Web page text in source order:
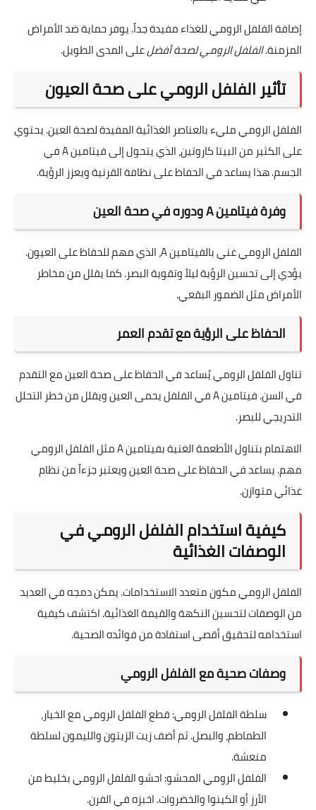
إضافة الفلفل الرومي للغذاء مفيدة جداً. يوفر حماية ضد الأمراض
المزمنة.الفلفل الرومي لصحة أفضلعلى المدى الطويل.
تأثير الفلفل الرومي على صحة العيون
الفلفل الرومي مليء بالعناصر الغذائية المفيدة لصحة العين. يحتوي
على الكثير من البيتا كاروتين، الذي يتحول إلى فيتامين A في
الجسم. هذا يساعد في الحفاظ على نظافة القرنية ويعزز الرؤية.
وفرة فيتامين A ودوره في صحة العين
الفلفل الرومي غني بالفيتامين A، الذي مهم للحفاظ على العيون.
يؤدي إلى تحسين الرؤية ليلاً وتقوية البصر. كما يقلل من مخاطر
الأمراض مثل الضمور البقعي.
الحفاظ على الرؤية مع تقدم العمر
تناول الفلفل الرومي يُساعد في الحفاظ على صحة العين مع التقدم
في السن. فيتامين A في الفلفل يحمى العين ويقلل من خطر التحلل
التدريجي للبصر.
الاهتمام بتناول الأطعمة الغنية بفيتامين A مثل الفلفل الرومي
مهم. يساعد في الحفاظ على صحة العين ويعتبر جزءاً من نظام
غذائي متوازن.
كيفية استخدام الفلفل الرومي في
الوصفات الغذائية
الفلفل الرومي مكون متعدد الاستخدامات. يمكن دمجه في العديد
من الوصفات لتحسين النكهة والقيمة الغذائية. اكتشف كيفية
استخدامه لتحقيق أقصى استفادة من فوائده الصحية.
وصفات صحية مع الفلفل الرومي
سلطة الفلفل الرومي: قطع الفلفل الرومي مع الخيار،
الطماطم، والبصل. ثم أضف زيت الزيتون والليمون لسلطة
منعشة.
الفلفل الرومي المحشو: احشو الفلفل الرومي بخليط من
الأرز أو الكينوا والخضروات. اخبزه في الفرن.